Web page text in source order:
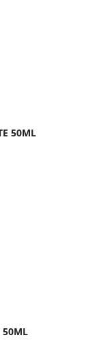
50ML
50ML